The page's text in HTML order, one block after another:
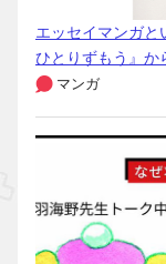
エッセイマンガ
ひとりずもう』
マンガ